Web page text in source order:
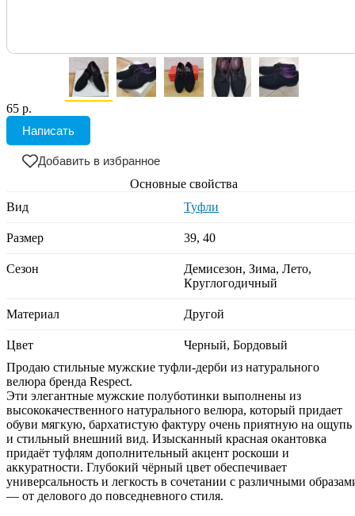
65 р.
Написать
Добавить в избранное
Основные свойства
Вид
Туфли
Размер 39, 40
Сезон
Демисезон, Зима, Лето,
Круглогодичный
Материал Другой
Цвет
Черный, Бордовый
Продаю стильные мужские туфли-дерби из натурального
велюра бренда Respect.
Эти элегантные мужские полуботинки выполнены из
высококачественного натурального велюра, который придает
обуви мягкую, бархатистую фактуру очень приятную на ощупь
и стильный внешний вид. Изысканный красная окантовка
придаёт туфлям дополнительный акцент роскоши и
аккуратности. Глубокий чёрный цвет обеспечивает
универсальность и легкость в сочетании с различными
— от делового до повседневного стиля.